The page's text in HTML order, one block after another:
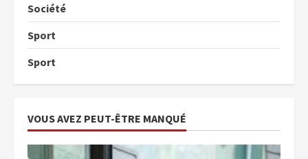
Société
Sport
Sport
VOUS AVEZ PEUT-ÊTRE MANQUÉ